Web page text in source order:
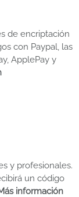
de encriptación
con Paypal, las
ApplePay y
y profesionales.
un código
información